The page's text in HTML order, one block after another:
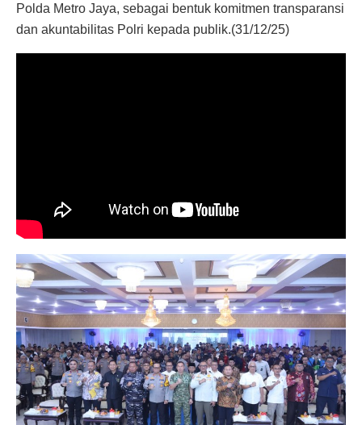
Polda Metro Jaya, sebagai bentuk komitmen transparansi
dan akuntabilitas Polri kepada publik.(31/12/25)